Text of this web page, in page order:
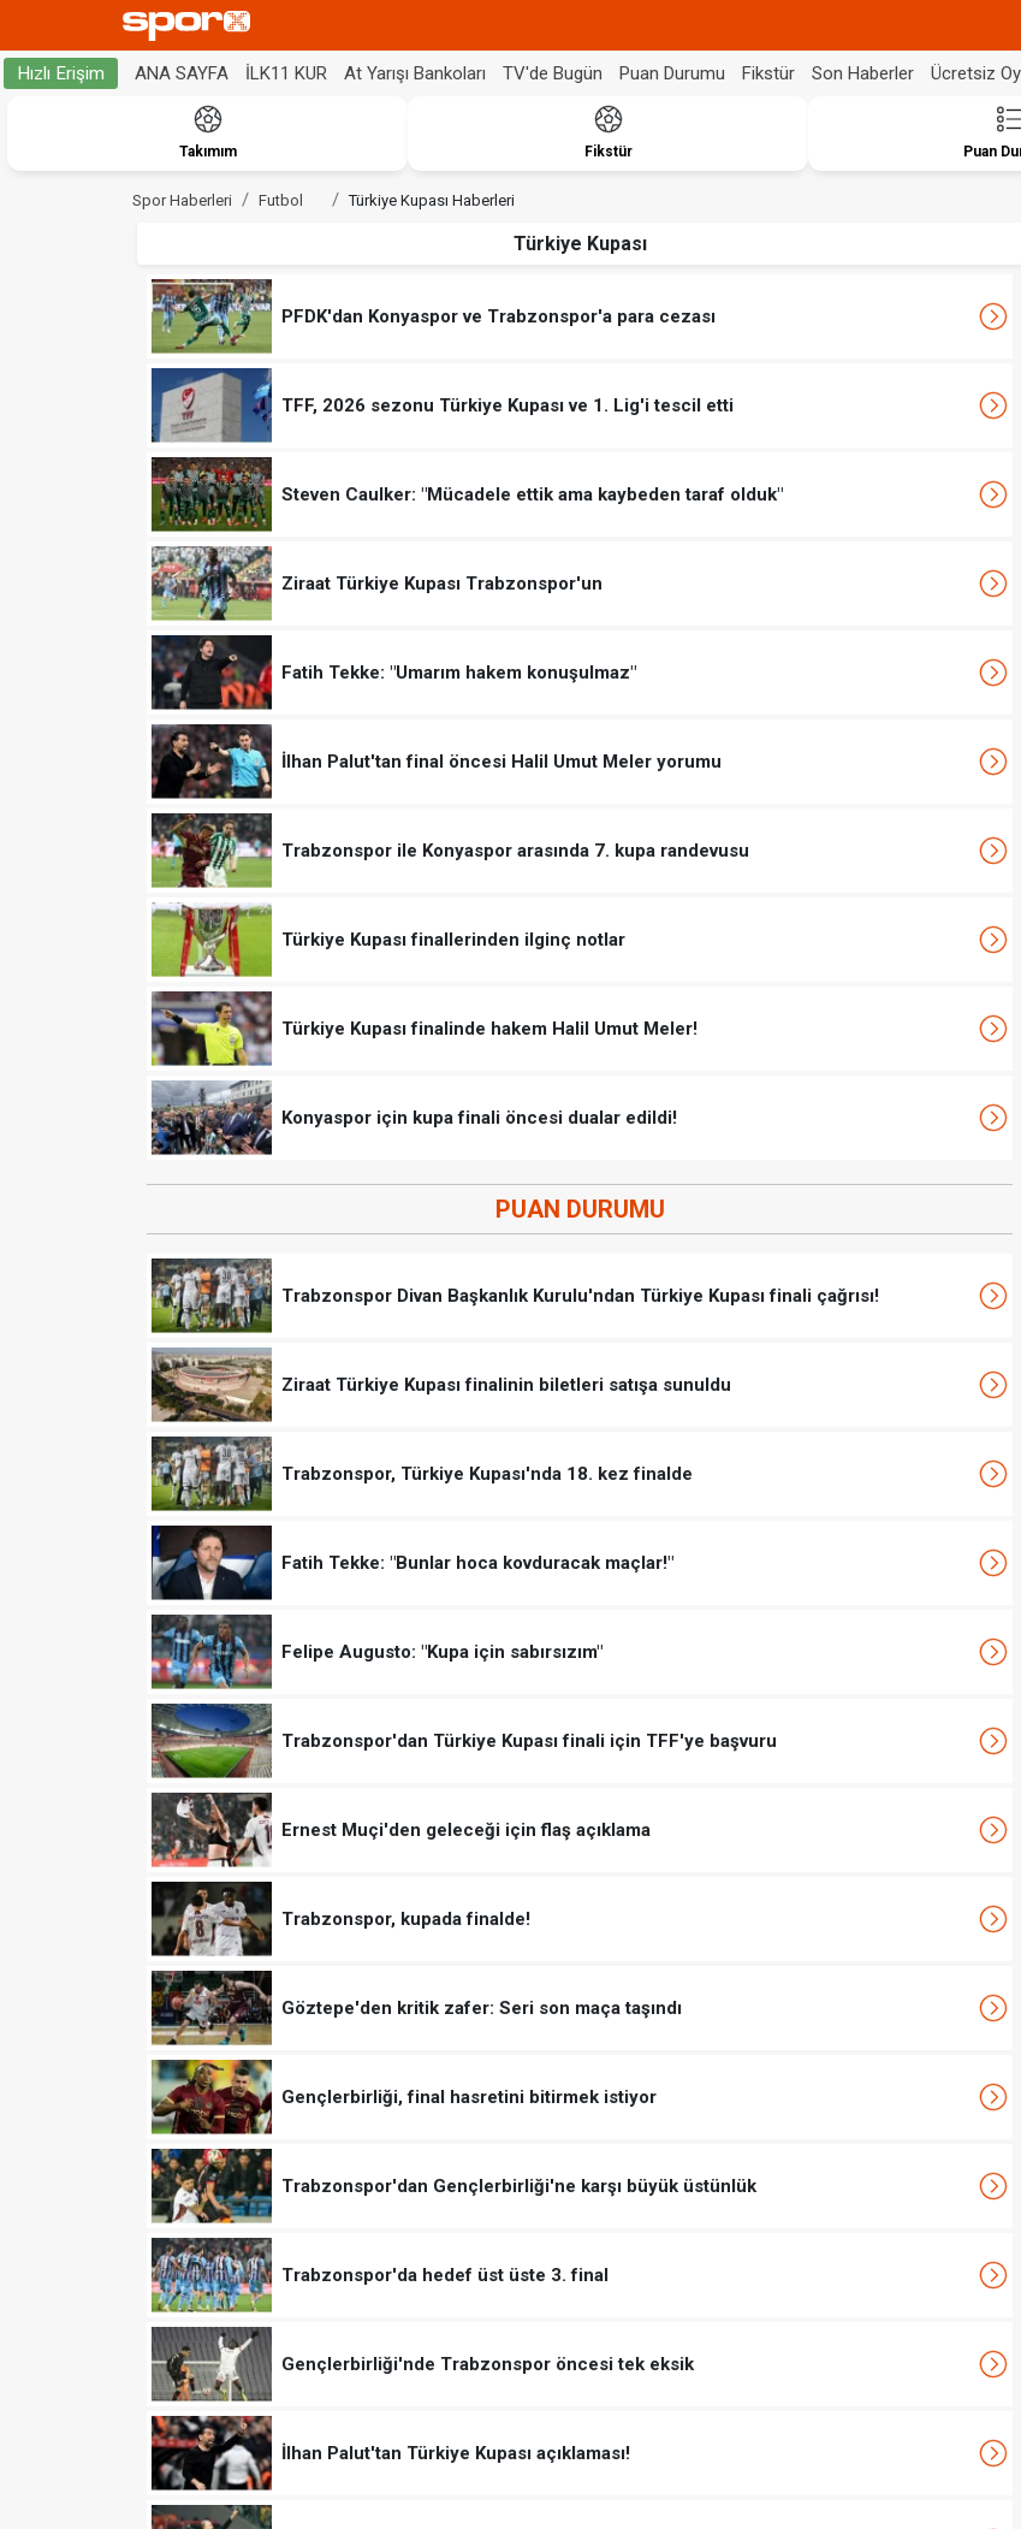
Hızlı Erişim ANA SAYFA İLK11 KUR At Yarışı Bankoları TV'de Bugün Puan Durumu Fikstür Son Haberler Ücretsiz
Takımım Fikstür Puan
Spor Haberleri Futbol Türkiye Kupası Haberleri
Türkiye Kupası
PFDK'dan Konyaspor ve Trabzonspor'a para cezası
TFF, 2026 sezonu Türkiye Kupası ve 1. Lig'i tescil etti
Steven Caulker: "Mücadele ettik ama kaybeden taraf olduk"
Ziraat Türkiye Kupası Trabzonspor'un
Fatih Tekke: "Umarım hakem konuşulmaz"
İlhan Palut'tan final öncesi Halil Umut Meler yorumu
Trabzonspor ile Konyaspor arasında 7. kupa randevusu
Türkiye Kupası finallerinden ilginç notlar
Türkiye Kupası finalinde hakem Halil Umut Meler!
Konyaspor için kupa finali öncesi dualar edildi!
PUAN DURUMU
Trabzonspor Divan Başkanlık Kurulu'ndan Türkiye Kupası finali çağrısı!
Ziraat Türkiye Kupası finalinin biletleri satışa sunuldu
Trabzonspor, Türkiye Kupası'nda 18. kez finalde
Fatih Tekke: "Bunlar hoca kovduracak maçlar!"
Felipe Augusto: "Kupa için sabırsızım"
Trabzonspor'dan Türkiye Kupası finali için TFF'ye başvuru
Ernest Muçi'den geleceği için flaş açıklama
Trabzonspor, kupada finalde!
Göztepe'den kritik zafer: Seri son maça taşındı
Gençlerbirliği, final hasretini bitirmek istiyor
Trabzonspor'dan Gençlerbirliği'ne karşı büyük üstünlük
Trabzonspor'da hedef üst üste 3. final
Gençlerbirliği'nde Trabzonspor öncesi tek eksik
İlhan Palut'tan Türkiye Kupası açıklaması!